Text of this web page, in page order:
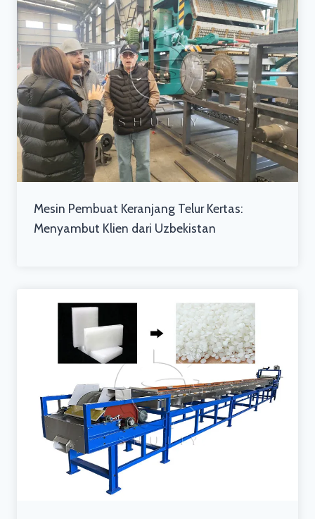
Mesin Pembuat Keranjang Telur Kertas:
Menyambut Klien dari Uzbekistan